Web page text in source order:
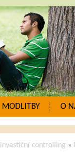
MODLITBY O
controlling »